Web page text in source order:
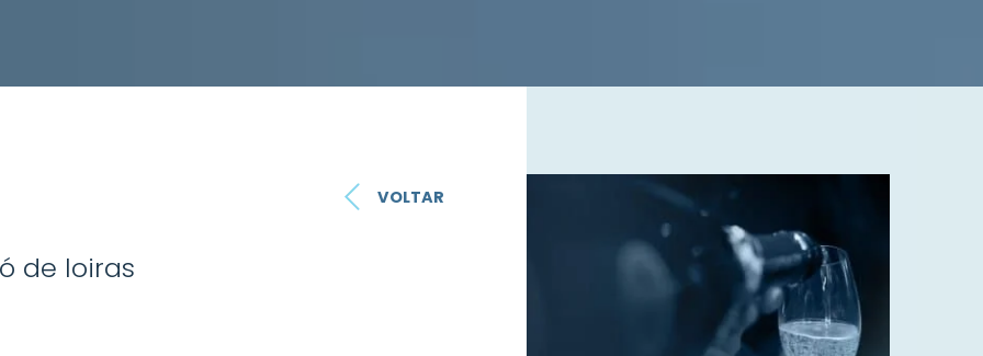
VOLTAR
de loiras